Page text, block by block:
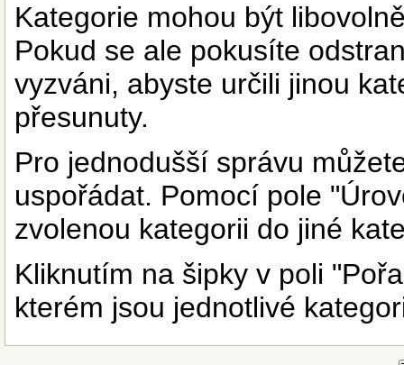
Kategorie mohou být
Pokud se ale pokusíte
vyzváni, abyste určili jinou
přesunuty.
Pro jednodušší správu
uspořádat. Pomocí pole
zvolenou kategorii do jiné
Kliknutím na šipky v poli
kterém jsou jednotlivé